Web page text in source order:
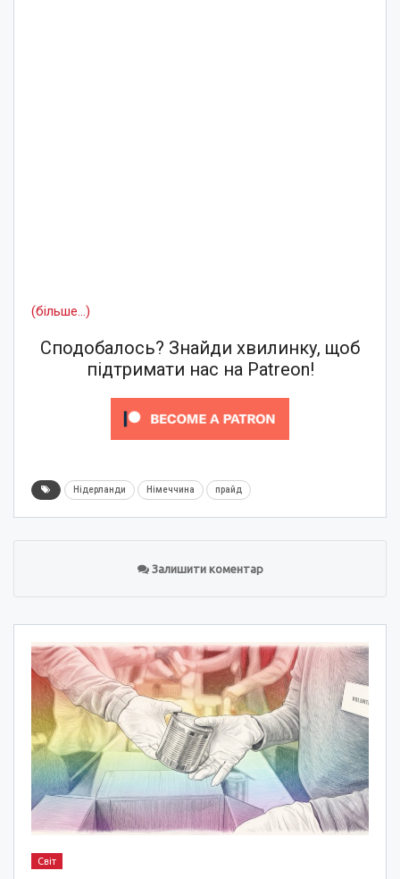
(більше…)
Сподобалось? Знайди хвилинку, щоб
підтримати нас на Patreon!
Нідерланди Німеччина прайд
Залишити коментар
Світ